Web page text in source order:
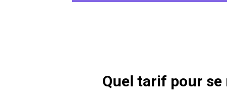
Quel tarif pour